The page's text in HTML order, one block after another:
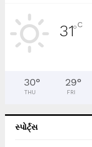
31°C
30°
THU
29°
FRI
સ્પોર્ટ્સ